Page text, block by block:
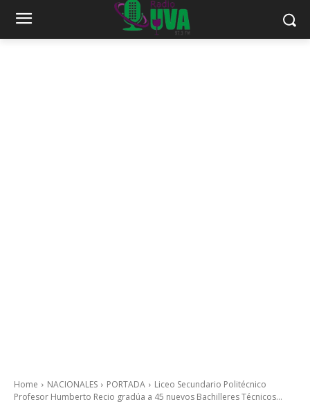
Home NACIONALES PORTADA
Liceo Secundario Politécnico
Profesor Humberto Recio gradúa a 45 nuevos Bachilleres Técnicos...